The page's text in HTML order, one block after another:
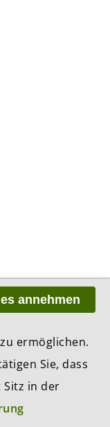
annehmen
ermöglichen.
Sie, dass
Sitz in der